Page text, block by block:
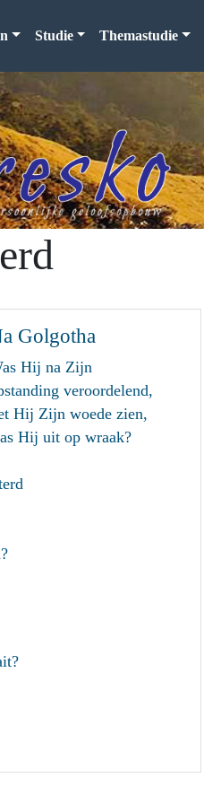
Studie Themastudie
Golgotha
Hij na Zijn
veroordelend,
Hij Zijn woede zien,
Hij uit op wraak?